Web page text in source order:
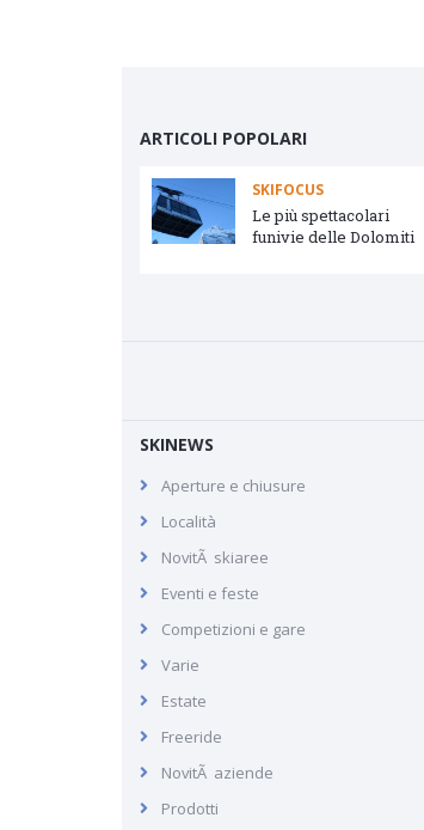
ARTICOLI POPOLARI
SKIFOCUS
Le più spettacolari
funivie delle Dolomiti
SKINEWS
Aperture e chiusure
Località
NovitÃ skiaree
Eventi e feste
Competizioni e gare
Varie
Estate
Freeride
NovitÃ aziende
Prodotti
Nordkette
- Nordpark
sciistico di Nordkette in